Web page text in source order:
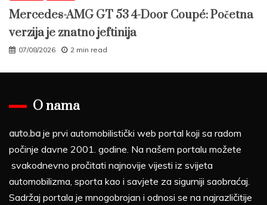
Mercedes-AMG GT 53 4-Door Coupé: Početna
verzija je znatno jeftinija
07/08/2026 2 min read
O nama
auto.ba je prvi automobilistički web portal koji sa radom
počinje davne 2001. godine. Na našem portalu možete
svakodnevno pročitati najnovije vijesti iz svijeta
automobilizma, sporta kao i savjete za sigurniji saobraćaj.
Sadržaj portala je mnogobrojan i odnosi se na najrazličitije